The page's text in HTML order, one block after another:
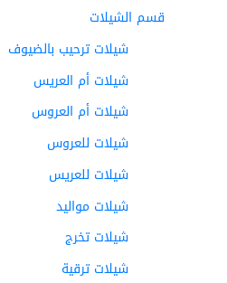
قسم الشيلات
شيلات ترحيب بالضيوف
شيلات أم العريس
شيلات أم العروس
شيلات للعروس
شيلات للعريس
شيلات مواليد
شيلات تخرج
شيلات ترقية